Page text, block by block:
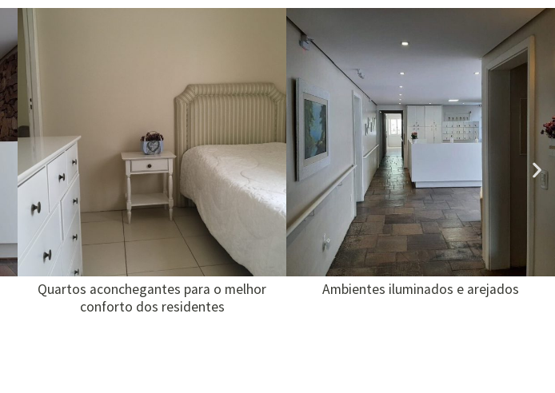
Quartos aconchegantes para o melhor
conforto dos residentes
Ambientes iluminados e arejados